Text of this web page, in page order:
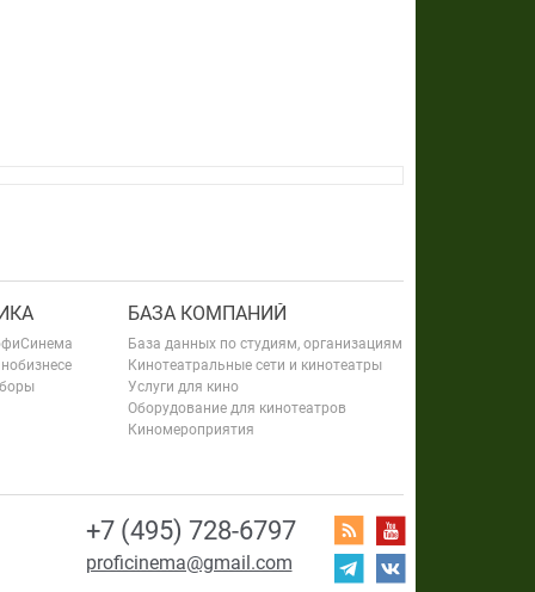
БАЗА КОМПАНИЙ
База данных по студиям, организациям
Кинотеатральные сети и кинотеатры
Услуги для кино
Оборудование для кинотеатров
Киномероприятия
+7 (495) 728-6797
proficinema@gmail.com